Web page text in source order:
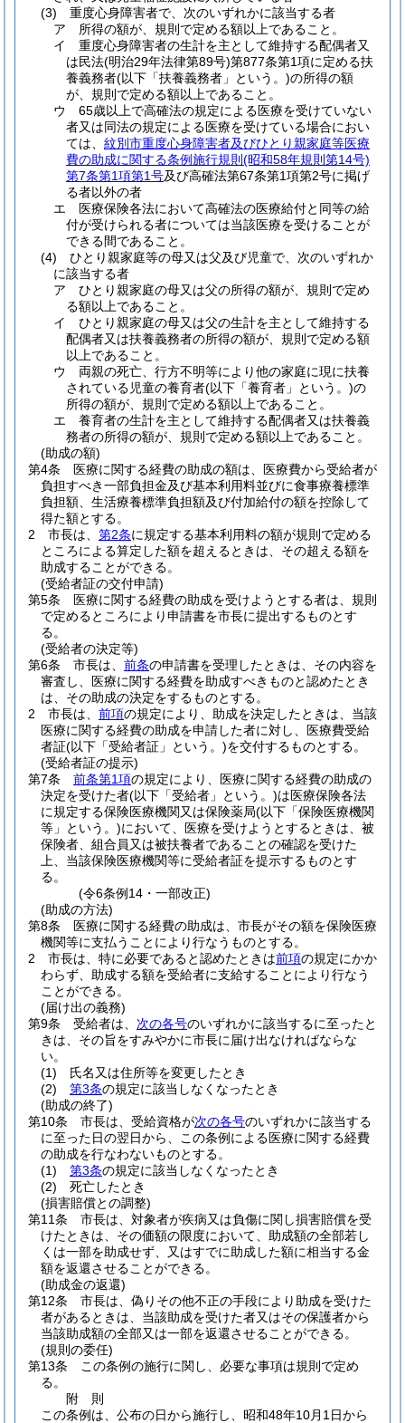
(3)
重度心身障害者で、次のいずれかに該当する者
ア
所得の額が、規則で定める額以上であること。
イ
重度心身障害者の生計を主として維持する配偶者又
は民法(明治29年法律第89号)第877条第1項に定める扶
養義務者(以下「扶養義務者」という。)の所得の額
が、規則で定める額以上であること。
ウ
65歳以上で高確法の規定による医療を受けていない
者又は同法の規定による医療を受けている場合におい
ては、 紋別市重度心身障害者及びひとり親家庭等医療
費の助成に関する条例施行規則 (昭和58年規則第14号)
第7条第1項第1号及び高確法第67条第1項第2号に掲げ
る者以外の者
エ
医療保険各法において高確法の医療給付と同等の給
付が受けられる者については当該医療を受けることが
できる間であること。
(4)
ひとり親家庭等の母又は父及び児童で、次のいずれか
に該当する者
ア
ひとり親家庭の母又は父の所得の額が、規則で定め
る額以上であること。
イ
ひとり親家庭の母又は父の生計を主として維持する
配偶者又は扶養義務者の所得の額が、規則で定める額
以上であること。
ウ
両親の死亡、行方不明等により他の家庭に現に扶養
されている児童の養育者(以下「養育者」という。)の
所得の額が、規則で定める額以上であること。
エ
養育者の生計を主として維持する配偶者又は扶養義
務者の所得の額が、規則で定める額以上であること。
(助成の額)
第4条
医療に関する経費の助成の額は、医療費から受給者が
負担すべき一部負担金及び基本利用料並びに食事療養標準
負担額、生活療養標準負担額及び付加給付の額を控除して
得た額とする。
2
市長は、 第2条に規定する基本利用料の額が規則で定める
ところによる算定した額を超えるときは、その超える額を
助成することができる。
(受給者証の交付申請)
第5条
医療に関する経費の助成を受けようとする者は、規則
で定めるところにより申請書を市長に提出するものとす
る。
(受給者の決定等)
第6条
市長は、 前条の申請書を受理したときは、その内容を
審査し、医療に関する経費を助成すべきものと認めたとき
は、その助成の決定をするものとする。
2
市長は、 前項の規定により、助成を決定したときは、当該
医療に関する経費の助成を申請した者に対し、医療費受給
者証(以下「受給者証」という。)を交付するものとする。
(受給者証の提示)
第7条
前条第1項の規定により、医療に関する経費の助成の
決定を受けた者(以下「受給者」という。)は医療保険各法
に規定する保険医療機関又は保険薬局(以下「保険医療機関
等」という。)において、医療を受けようとするときは、被
保険者、組合員又は被扶養者であることの確認を受けた
上、当該保険医療機関等に受給者証を提示するものとす
る。
(令6条例14・一部改正)
(助成の方法)
第8条
医療に関する経費の助成は、市長がその額を保険医療
機関等に支払うことにより行なうものとする。
2
市長は、特に必要であると認めたときは前項の規定にかか
わらず、助成する額を受給者に支給することにより行なう
ことができる。
(届け出の義務)
第9条
受給者は、 次の各号のいずれかに該当するに至ったと
きは、その旨をすみやかに市長に届け出なければならな
い。
(1)
氏名又は住所等を変更したとき
(2)
第3条の規定に該当しなくなったとき
(助成の終了)
第10条
市長は、受給資格が次の各号のいずれかに該当する
に至った日の翌日から、この条例による医療に関する経費
の助成を行なわないものとする。
(1)
第3条の規定に該当しなくなったとき
(2)
死亡したとき
(損害賠償との調整)
第11条
市長は、対象者が疾病又は負傷に関し損害賠償を受
けたときは、その価額の限度において、助成額の全部若し
くは一部を助成せず、又はすでに助成した額に相当する金
額を返還させることができる。
(助成金の返還)
第12条
市長は、偽りその他不正の手段により助成を受けた
者があるときは、当該助成を受けた者又はその保護者から
当該助成額の全部又は一部を返還させることができる。
(規則の委任)
第13条
この条例の施行に関し、必要な事項は規則で定め
る。
附 則
この条例は、公布の日から施行し、昭和48年10月1日から